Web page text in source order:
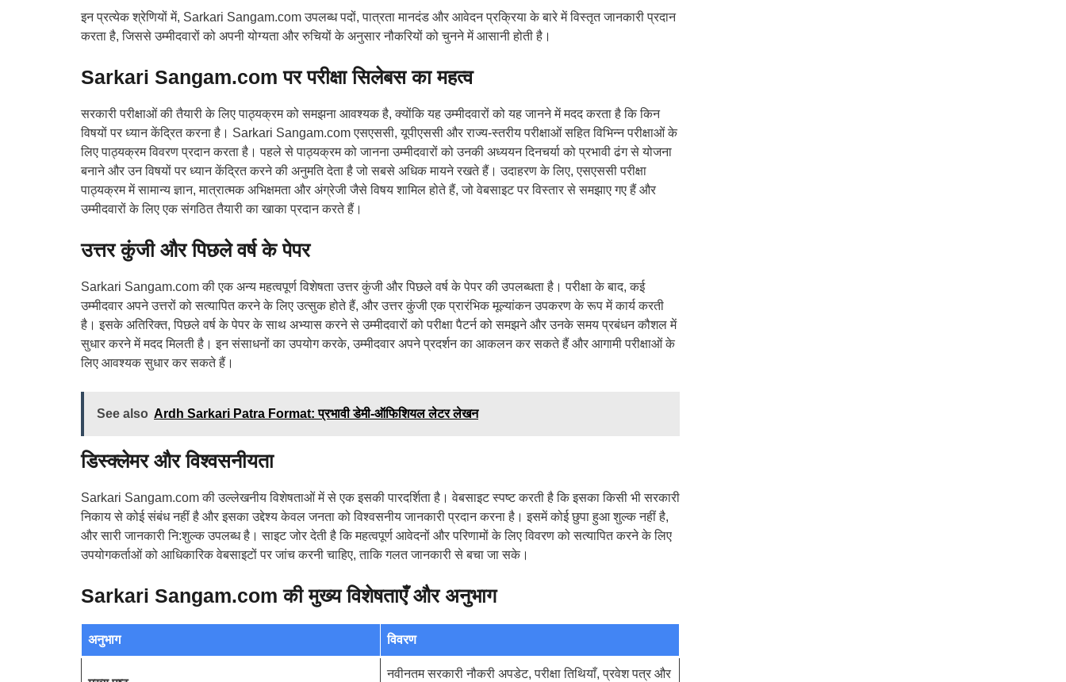
इन प्रत्येक श्रेणियों में, Sarkari Sangam.com उपलब्ध पदों, पात्रता मानदंड और आवेदन प्रक्रिया के बारे में विस्तृत जानकारी प्रदान
करता है, जिससे उम्मीदवारों को अपनी योग्यता और रुचियों के अनुसार नौकरियों को चुनने में आसानी होती है।
Sarkari Sangam.com पर परीक्षा सिलेबस का महत्व
सरकारी परीक्षाओं की तैयारी के लिए पाठ्यक्रम को समझना आवश्यक है, क्योंकि यह उम्मीदवारों को यह जानने में मदद करता है कि किन
विषयों पर ध्यान केंद्रित करना है। Sarkari Sangam.com एसएससी, यूपीएससी और राज्य-स्तरीय परीक्षाओं सहित विभिन्न परीक्षाओं के
लिए पाठ्यक्रम विवरण प्रदान करता है। पहले से पाठ्यक्रम को जानना उम्मीदवारों को उनकी अध्ययन दिनचर्या को प्रभावी ढंग से योजना
बनाने और उन विषयों पर ध्यान केंद्रित करने की अनुमति देता है जो सबसे अधिक मायने रखते हैं। उदाहरण के लिए, एसएससी परीक्षा
पाठ्यक्रम में सामान्य ज्ञान, मात्रात्मक अभिक्षमता और अंग्रेजी जैसे विषय शामिल होते हैं, जो वेबसाइट पर विस्तार से समझाए गए हैं और
उम्मीदवारों के लिए एक संगठित तैयारी का खाका प्रदान करते हैं।
उत्तर कुंजी और पिछले वर्ष के पेपर
Sarkari Sangam.com की एक अन्य महत्वपूर्ण विशेषता उत्तर कुंजी और पिछले वर्ष के पेपर की उपलब्धता है। परीक्षा के बाद, कई
उम्मीदवार अपने उत्तरों को सत्यापित करने के लिए उत्सुक होते हैं, और उत्तर कुंजी एक प्रारंभिक मूल्यांकन उपकरण के रूप में कार्य करती
है। इसके अतिरिक्त, पिछले वर्ष के पेपर के साथ अभ्यास करने से उम्मीदवारों को परीक्षा पैटर्न को समझने और उनके समय प्रबंधन कौशल में
सुधार करने में मदद मिलती है। इन संसाधनों का उपयोग करके, उम्मीदवार अपने प्रदर्शन का आकलन कर सकते हैं और आगामी परीक्षाओं के
लिए आवश्यक सुधार कर सकते हैं।
See also Ardh Sarkari Patra Format: प्रभावी डेमी-ऑफिशियल लेटर लेखन
डिस्क्लेमर और विश्वसनीयता
Sarkari Sangam.com की उल्लेखनीय विशेषताओं में से एक इसकी पारदर्शिता है। वेबसाइट स्पष्ट करती है कि इसका किसी भी सरकारी
निकाय से कोई संबंध नहीं है और इसका उद्देश्य केवल जनता को विश्वसनीय जानकारी प्रदान करना है। इसमें कोई छुपा हुआ शुल्क नहीं है,
और सारी जानकारी नि:शुल्क उपलब्ध है। साइट जोर देती है कि महत्वपूर्ण आवेदनों और परिणामों के लिए विवरण को सत्यापित करने के लिए
उपयोगकर्ताओं को आधिकारिक वेबसाइटों पर जांच करनी चाहिए, ताकि गलत जानकारी से बचा जा सके।
Sarkari Sangam.com की मुख्य विशेषताएँ और अनुभाग
अनुभाग विवरण
नवीनतम सरकारी नौकरी अपडेट, परीक्षा तिथियाँ, प्रवेश पत्र और